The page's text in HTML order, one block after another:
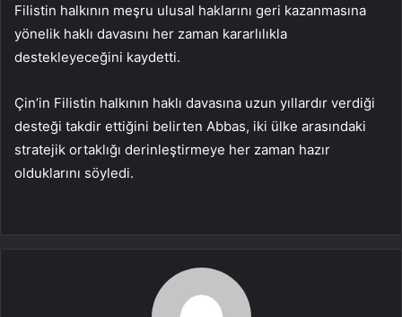
Filistin halkının meşru ulusal haklarını geri kazanmasına
yönelik haklı davasını her zaman kararlılıkla
destekleyeceğini kaydetti.
Çin’in Filistin halkının haklı davasına uzun yıllardır verdiği
desteği takdir ettiğini belirten Abbas, iki ülke arasındaki
stratejik ortaklığı derinleştirmeye her zaman hazır
olduklarını söyledi.